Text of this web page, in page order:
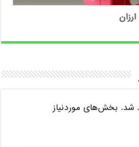
شد. بخش‌های موردنیاز